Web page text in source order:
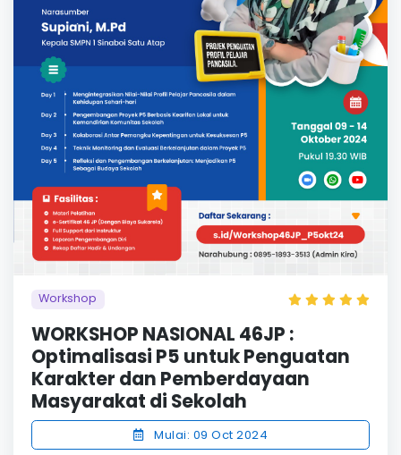
Workshop
WORKSHOP NASIONAL 46JP :
Optimalisasi P5 untuk Penguatan
Karakter dan Pemberdayaan
Masyarakat di Sekolah
Mulai: 09 Oct 2024